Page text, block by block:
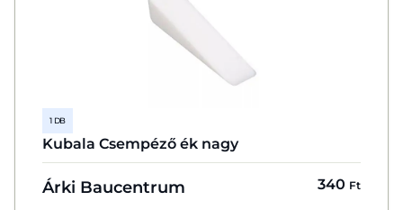
1 DB
Kubala Csempéző ék nagy
Árki Baucentrum 340 Ft